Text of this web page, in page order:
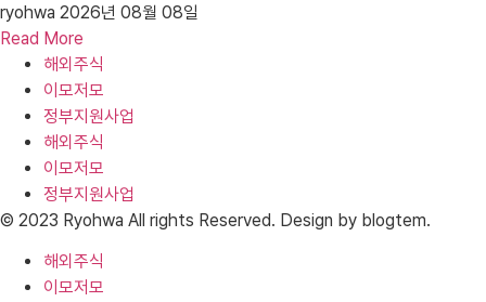
ryohwa 2026년 08월 08일
Read More
해외주식
이모저모
정부지원사업
해외주식
이모저모
정부지원사업
© 2023 Ryohwa All rights Reserved. Design by blogtem.
해외주식
이모저모